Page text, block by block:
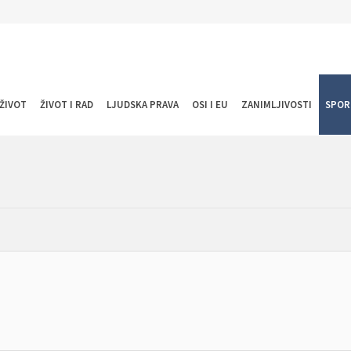
ŽIVOT I RAD LJUDSKA PRAVA OSI I EU ZANIMLJIVOSTI